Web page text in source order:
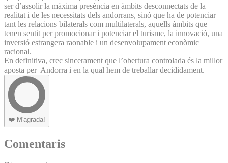
ser d’assolir la màxima presència en àmbits desconnectats de la
realitat i de les necessitats dels andorrans, sinó que ha de potenciar
tant les relacions bilaterals com multilaterals, aquells àmbits que
tenen sentit per promocionar i potenciar el turisme, la innovació, una
inversió estrangera raonable i un desenvolupament econòmic
racional.
En definitiva, crec sincerament que l’obertura controlada és la millor
aposta per Andorra i en la qual hem de treballar decididament.
❤️ M'agrada!
Comentaris